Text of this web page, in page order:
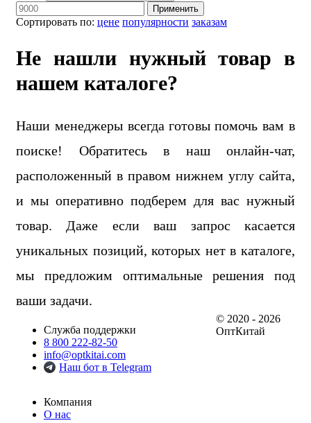
Сортировать по: цене популярности заказам
Применить
Не нашли нужный товар в
нашем каталоге?
Наши менеджеры всегда готовы помочь вам в
поиске! Обратитесь в наш онлайн-чат,
расположенный в правом нижнем углу сайта,
и мы оперативно подберем для вас нужный
товар. Даже если ваш запрос касается
уникальных позиций, которых нет в каталоге,
мы предложим оптимальные решения под
ваши задачи.
Служба поддержки
8 800 222-82-50
info@optkitai.com
Наш бот в Telegram
Компания
О нас
© 2020 - 2026
ОптКитай